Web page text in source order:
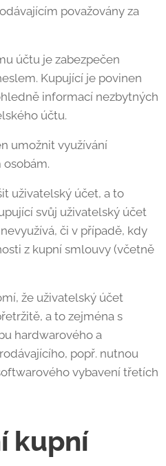
považovány za
účtu je zabezpečen
Kupující je povinen
informací nezbytných
účtu.
umožnit využívání
uživatelský účet, a to
svůj uživatelský účet
či v případě, kdy
z kupní smlouvy (včetně
že uživatelský účet
a to zejména s
hardwarového a
popř. nutnou
vybavení třetích
kupní